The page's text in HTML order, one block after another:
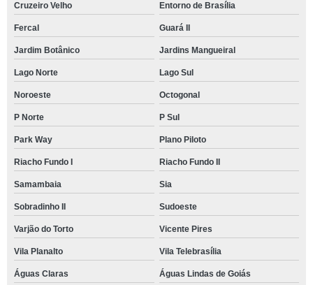
Cruzeiro Velho Entorno de Brasília
Fercal Guará II
Jardim Botânico Jardins Mangueiral
Lago Norte Lago Sul
Noroeste Octogonal
P Norte P Sul
Park Way Plano Piloto
Riacho Fundo I Riacho Fundo II
Samambaia Sia
Sobradinho II Sudoeste
Varjão do Torto Vicente Pires
Vila Planalto Vila Telebrasília
Águas Claras
Águas Lindas de Goiás